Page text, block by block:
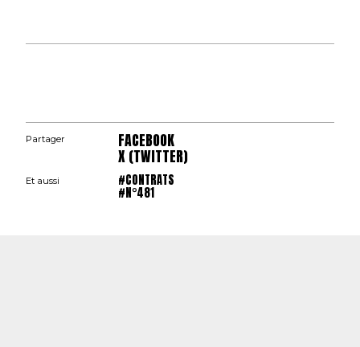
Partager FACEBOOK
X (TWITTER)
Et aussi #CONTRATS
#N°481